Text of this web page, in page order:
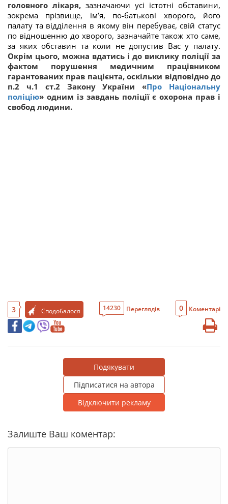
головного лікаря, зазначаючи усі істотні обставини,
зокрема прізвище, ім’я, по-батькові хворого, його
палату та відділення в якому він перебуває, свій статус
по відношенню до хворого, зазначайте також хто саме,
за яких обставин та коли не допустив Вас у палату.
Окрім цього, можна вдатись і до виклику поліції за
фактом порушення медичним працівником
гарантованих прав пацієнта, оскільки відповідно до
п.2 ч.1 ст.2 Закону України «Про Національну
поліцію» одним із завдань поліції є охорона прав і
свобод людини.
3 Сподобалося 14230 Переглядів 0 Коментарі
Подякувати
Підписатися на автора
Відключити рекламу
Залиште Ваш коментар: